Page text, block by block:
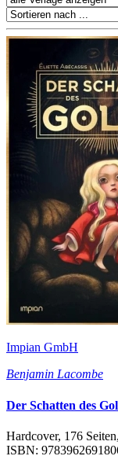
Impian GmbH
Benjamin Lacombe
Der Schatten des
Hardcover, 176
ISBN: